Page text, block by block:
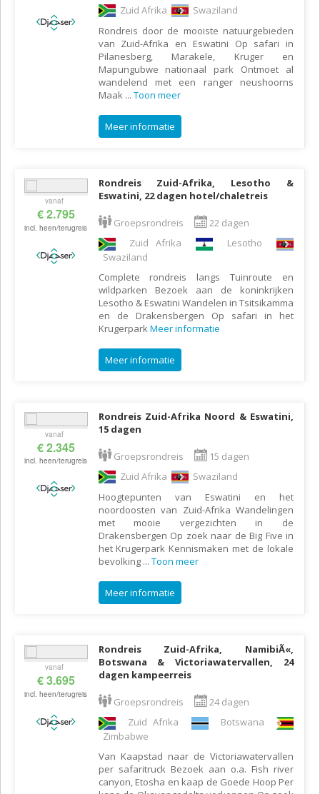
Zuid Afrika
Swaziland
Rondreis door de mooiste natuurgebieden
van Zuid-Afrika en Eswatini Op safari in
Pilanesberg, Marakele, Kruger en
Mapungubwe nationaal park Ontmoet al
wandelend met een ranger neushoorns
Maak ... Toon meer
Meer informatie
vanaf
€ 2.795
incl. heen/terugreis
Rondreis Zuid-Afrika, Lesotho &
Eswatini, 22 dagen hotel/chaletreis
Groepsrondreis
22 dagen
Zuid Afrika
Lesotho
Swaziland
Complete rondreis langs Tuinroute en
wildparken Bezoek aan de koninkrijken
Lesotho & Eswatini Wandelen in Tsitsikamma
en de Drakensbergen Op safari in het
Krugerpark Meer informatie
Meer informatie
vanaf
€ 2.345
incl. heen/terugreis
Rondreis Zuid-Afrika Noord & Eswatini,
15 dagen
Groepsrondreis
15 dagen
Zuid Afrika
Swaziland
Hoogtepunten van Eswatini en het
noordoosten van Zuid-Afrika Wandelingen
met mooie vergezichten in de
Drakensbergen Op zoek naar de Big Five in
het Krugerpark Kennismaken met de lokale
bevolking ... Toon meer
Meer informatie
vanaf
€ 3.695
incl. heen/terugreis
Rondreis Zuid-Afrika, NamibiÃ«,
Botswana & Victoriawatervallen, 24
dagen kampeerreis
Groepsrondreis
24 dagen
Zuid Afrika
Botswana
Zimbabwe
Van Kaapstad naar de Victoriawatervallen
per safaritruck Bezoek aan o.a. Fish river
canyon, Etosha en kaap de Goede Hoop Per